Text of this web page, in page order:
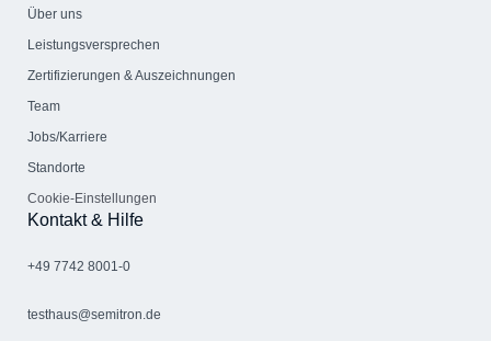
Über uns
Leistungsversprechen
Zertifizierungen & Auszeichnungen
Team
Jobs/Karriere
Standorte
Cookie-Einstellungen
Kontakt & Hilfe
+49 7742 8001-0
testhaus@semitron.de